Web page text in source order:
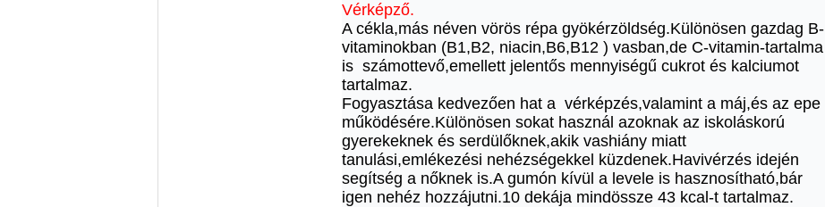
Vérképző.
A cékla,más néven vörös répa gyökérzöldség.Különösen gazdag B-
vitaminokban (B1,B2, niacin,B6,B12 ) vasban,de C-vitamin-tartalma
is számottevő,emellett jelentős mennyiségű cukrot és kalciumot
tartalmaz.
Fogyasztása kedvezően hat a vérképzés,valamint a máj,és az epe
működésére.Különösen sokat használ azoknak az iskoláskorú
gyerekeknek és serdülőknek,akik vashiány miatt
tanulási,emlékezési nehézségekkel küzdenek.Havivérzés idején
segítség a nőknek is.A gumón kívül a levele is hasznosítható,bár
igen nehéz hozzájutni.10 dekája mindössze 43 kcal-t tartalmaz.